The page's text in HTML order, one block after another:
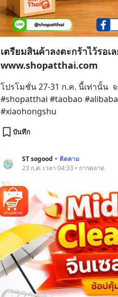
เตรียมสินค้าลงตะกร้าไว้รอ
www.shopatthai.com
โปรโมชั่น 27-31 ก.ค. นี้เท่านั้น
#shopatthai #taobao
#xiaohongshu
บันทึก
ST sogood • ติดตาม
23 ก.ค. เวลา 04:33 • การตลาด